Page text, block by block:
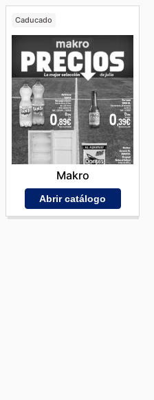
Caducado
Makro
Abrir catálogo